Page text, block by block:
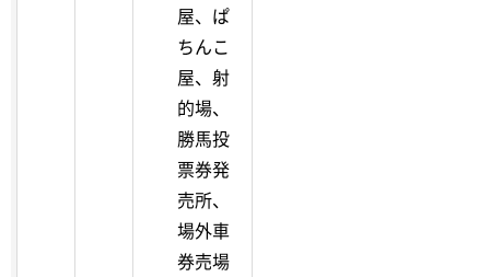
屋、ぱ
ちんこ
屋、射
的場、
勝馬投
票券発
売所、
場外車
券売場